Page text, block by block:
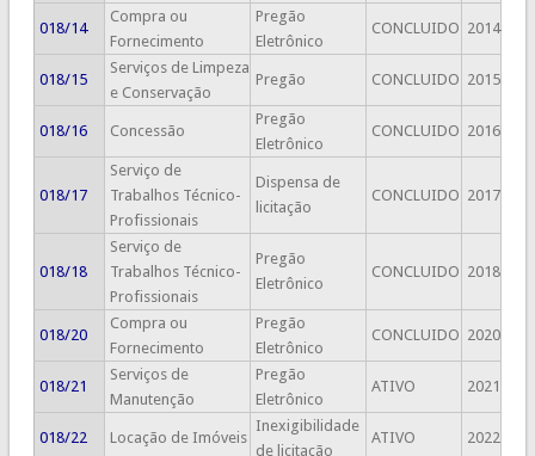
018/14
Compra ou
Fornecimento
Pregão
Eletrônico
CONCLUIDO 2014
018/15
Serviços de Limpeza
e Conservação
Pregão CONCLUIDO 2015
018/16 Concessão
Pregão
Eletrônico
CONCLUIDO 2016
018/17
Serviço de
Trabalhos Técnico-
Profissionais
Dispensa de
licitação
CONCLUIDO 2017
018/18
Serviço de
Trabalhos Técnico-
Profissionais
Pregão
Eletrônico
CONCLUIDO 2018
018/20
Compra ou
Fornecimento
Pregão
Eletrônico
CONCLUIDO 2020
018/21
Serviços de
Manutenção
Pregão
Eletrônico
ATIVO 2021
018/22 Locação de Imóveis
Inexigibilidade
de licitação
ATIVO 2022